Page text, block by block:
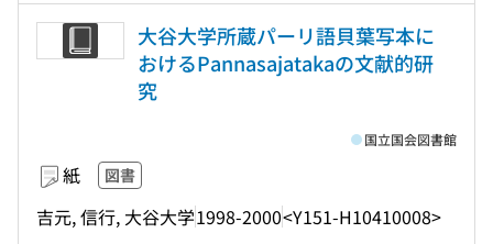
大谷大学所蔵パーリ語貝葉写本に
おけるPannasajatakaの文献的研
究
紙 図書
吉元, 信行, 大谷大学1998-2000<Y151-H10410008>
国立国会図書館